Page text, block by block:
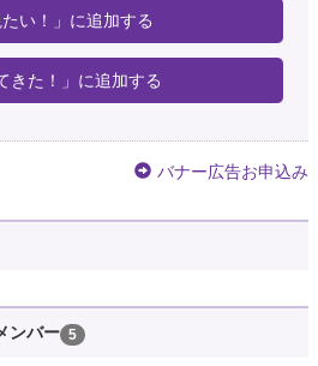
たい！」に追加する
きた！」に追加する
バナー広告お申込み
ンバー 5